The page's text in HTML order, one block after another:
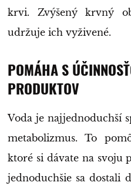
krvi. Zvýšený krvný
udržuje ich vyživené.
POMÁHA S
PRODUKTOV
Voda je najjednoduchší
metabolizmus. To
ktoré si dávate na svoju
jednoduchšie sa dostali